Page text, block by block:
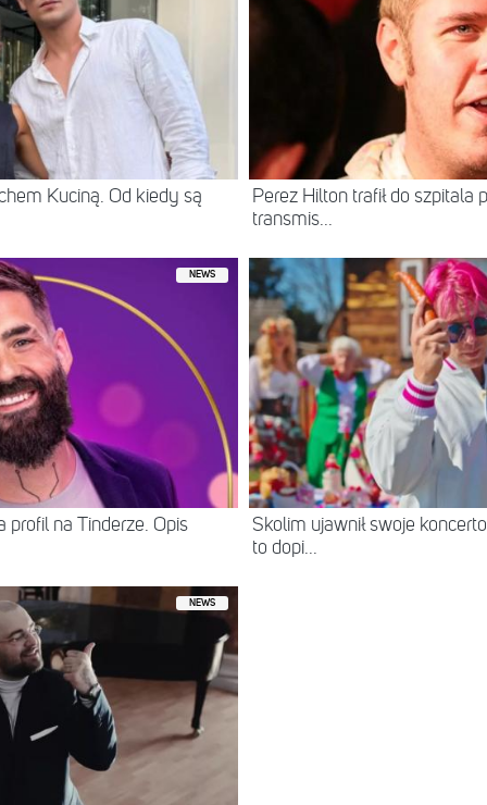
Kuciną. Od kiedy są
Perez Hilton trafił do szpitala
transmis...
NEWS
profil na Tinderze. Opis
Skolim ujawnił swoje
to dopi...
NEWS